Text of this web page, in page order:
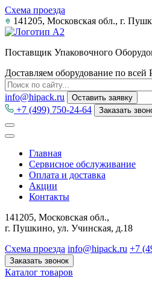
Схема проезда
141205, Московская обл., г.
Поставщик Упаковочного
Доставляем оборудование по всей
info@hipack.ru Оставить заявку
+7 (499) 750-24-64 Заказать
Главная
Сервисное обслуживание
Оплата и доставка
Акции
Контакты
141205, Московская обл.,
г. Пушкино, ул. Учинская, д.18
Схема проезда info@hipack.ru +7
Заказать звонок
Каталог товаров